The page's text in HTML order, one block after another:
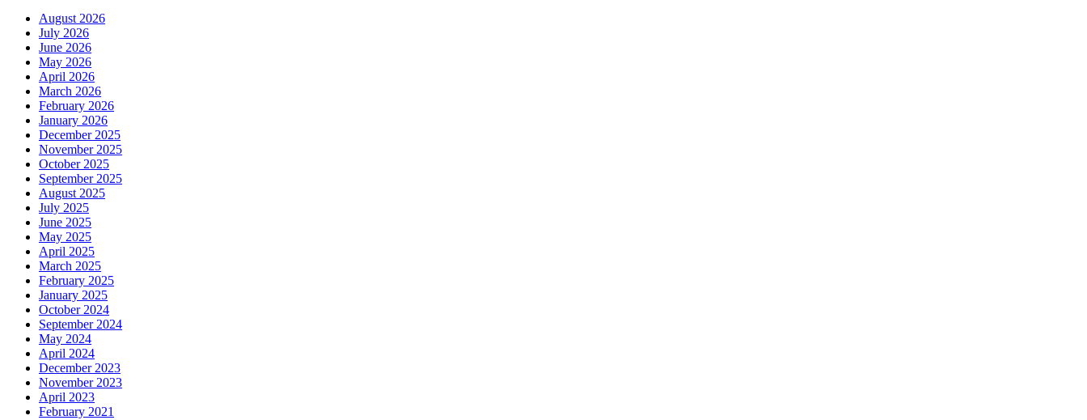
August 2026
July 2026
June 2026
May 2026
April 2026
March 2026
February 2026
January 2026
December 2025
November 2025
October 2025
September 2025
August 2025
July 2025
June 2025
May 2025
April 2025
March 2025
February 2025
January 2025
October 2024
September 2024
May 2024
April 2024
December 2023
November 2023
April 2023
February 2021